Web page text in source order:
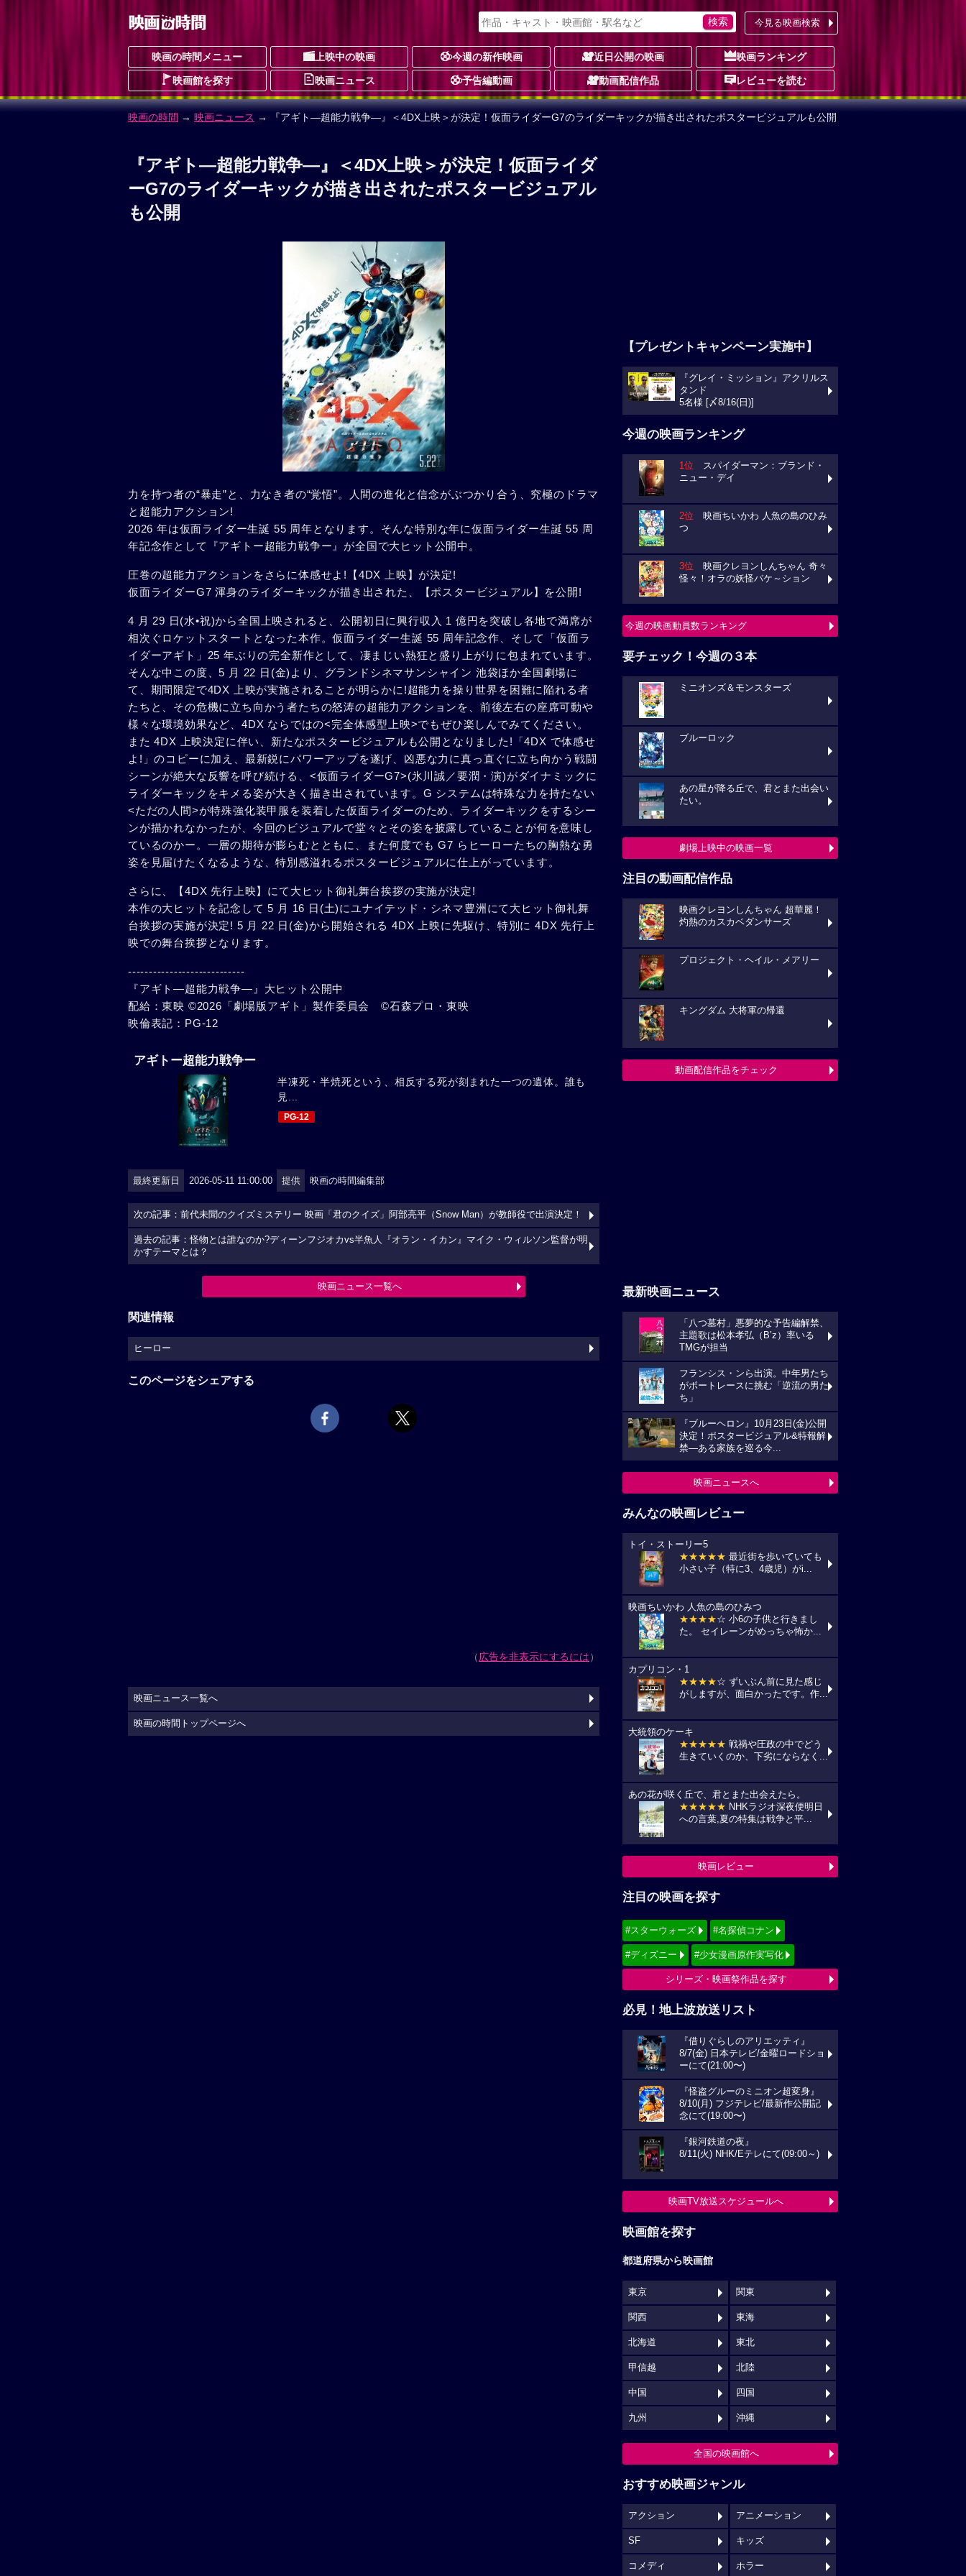
今見る映画検索
映画の時間メニュー 上映中の映画 今週の新作映画 近日公開の映画 映画ランキング
映画館を探す 映画ニュース 予告編動画 動画配信作品 レビューを読む
映画の時間 → 映画ニュース → 『アギト—超能力戦争—』＜4DX上映＞が決定！仮面ライダーG7のライダーキックが描き出されたポスタービジュアルも公開
『アギト—超能力戦争—』＜4DX上映＞が決定！仮面ライダ
ーG7のライダーキックが描き出されたポスタービジュアル
も公開
力を持つ者の“暴走”と、力なき者の“覚悟”。人間の進化と信念がぶつかり合う、究極のドラマ
と超能力アクション!
2026 年は仮面ライダー生誕 55 周年となります。そんな特別な年に仮面ライダー生誕 55 周
年記念作として『アギトー超能力戦争ー』が全国で大ヒット公開中。
圧巻の超能力アクションをさらに体感せよ!【4DX 上映】が決定!
仮面ライダーG7 渾身のライダーキックが描き出された、【ポスタービジュアル】を公開!
4 月 29 日(水•祝)から全国上映されると、公開初日に興行収入 1 億円を突破し各地で満席が
相次ぐロケットスタートとなった本作。仮面ライダー生誕 55 周年記念作、そして「仮面ラ
イダーアギト」25 年ぶりの完全新作として、凄まじい熱狂と盛り上がりに包まれています。
そんな中この度、5 月 22 日(金)より、グランドシネマサンシャイン 池袋ほか全国劇場に
て、期間限定で4DX 上映が実施されることが明らかに!超能力を操り世界を困難に陥れる者
たちと、その危機に立ち向かう者たちの怒涛の超能力アクションを、前後左右の座席可動や
様々な環境効果など、4DX ならではの<完全体感型上映>でもぜひ楽しんでみてください。
また 4DX 上映決定に伴い、新たなポスタービジュアルも公開となりました!「4DX で体感せ
よ!」のコピーに加え、最新鋭にパワーアップを遂げ、凶悪な力に真っ直ぐに立ち向かう戦闘
シーンが絶大な反響を呼び続ける、<仮面ライダーG7>(氷川誠／要潤・演)がダイナミックに
ライダーキックをキメる姿が大きく描き出されています。G システムは特殊な力を持たない
<ただの人間>が特殊強化装甲服を装着した仮面ライダーのため、ライダーキックをするシー
ンが描かれなかったが、今回のビジュアルで堂々とその姿を披露していることが何を意味し
ているのかー。一層の期待が膨らむとともに、また何度でも G7 らヒーローたちの胸熱な勇
姿を見届けたくなるような、特別感溢れるポスタービジュアルに仕上がっています。
さらに、【4DX 先行上映】にて大ヒット御礼舞台挨拶の実施が決定!
本作の大ヒットを記念して 5 月 16 日(土)にユナイテッド・シネマ豊洲にて大ヒット御礼舞
台挨拶の実施が決定! 5 月 22 日(金)から開始される 4DX 上映に先駆け、特別に 4DX 先行上
映での舞台挨拶となります。
----------------------------
『アギト—超能力戦争—』大ヒット公開中
配給：東映 ©2026「劇場版アギト」製作委員会 ©石森プロ・東映
映倫表記：PG-12
アギトー超能力戦争ー
半凍死・半焼死という、相反する死が刻まれた一つの遺体。誰も
見...
PG-12
最終更新日 2026-05-11 11:00:00 提供 映画の時間編集部
次の記事：前代未聞のクイズミステリー 映画「君のクイズ」阿部亮平（Snow Man）が教師役で出演決定！
過去の記事：怪物とは誰なのか?ディーンフジオカvs半魚人『オラン・イカン』マイク・ウィルソン監督が明
かすテーマとは？
映画ニュース一覧へ
関連情報
ヒーロー
このページをシェアする
（広告を非表示にするには）
【プレゼントキャンペーン実施中】
『グレイ・ミッション』アクリルス
タンド
5名様 [〆8/16(日)]
今週の映画ランキング
1位 スパイダーマン：ブランド・
ニュー・デイ
2位 映画ちいかわ 人魚の島のひみ
つ
3位 映画クレヨンしんちゃん 奇々
怪々！オラの妖怪バケ～ション
今週の映画動員数ランキング
要チェック！今週の３本
ミニオンズ＆モンスターズ
ブルーロック
あの星が降る丘で、君とまた出会い
たい。
劇場上映中の映画一覧
注目の動画配信作品
映画クレヨンしんちゃん 超華麗！
灼熱のカスカベダンサーズ
プロジェクト・ヘイル・メアリー
キングダム 大将軍の帰還
動画配信作品をチェック
最新映画ニュース
「八つ墓村」悪夢的な予告編解禁、
主題歌は松本孝弘（B’z）率いる
TMGが担当
フランシス・ンら出演。中年男たち
がボートレースに挑む「逆流の男た
ち」
『ブルーヘロン』10月23日(金)公開
決定！ポスタービジュアル&特報解
禁―ある家族を巡る今...
映画ニュースへ
みんなの映画レビュー
トイ・ストーリー5
★★★★★ 最近街を歩いていても
小さい子（特に3、4歳児）がi...
映画ちいかわ 人魚の島のひみつ
★★★★☆ 小6の子供と行きまし
た。 セイレーンがめっちゃ怖か...
カプリコン・1
★★★★☆ ずいぶん前に見た感じ
がしますが、面白かったです。作...
大統領のケーキ
★★★★★ 戦禍や圧政の中でどう
生きていくのか、下劣にならなく...
あの花が咲く丘で、君とまた出会えたら。
★★★★★ NHKラジオ深夜便明日
への言葉,夏の特集は戦争と平...
映画レビュー
注目の映画を探す
#スターウォーズ #名探偵コナン
#ディズニー #少女漫画原作実写化
シリーズ・映画祭作品を探す
必見！地上波放送リスト
『借りぐらしのアリエッティ』
8/7(金) 日本テレビ/金曜ロードショ
ーにて(21:00〜)
『怪盗グルーのミニオン超変身』
8/10(月) フジテレビ/最新作公開記
念にて(19:00〜)
『銀河鉄道の夜』
8/11(火) NHK/Eテレにて(09:00～)
映画TV放送スケジュールへ
映画館を探す
都道府県から映画館
東京 関東
関西 東海
北海道 東北
甲信越 北陸
中国 四国
九州 沖縄
全国の映画館へ
おすすめ映画ジャンル
アクション アニメーション
SF キッズ
コメディ ホラー
映画ニュース一覧へ
映画の時間トップページへ